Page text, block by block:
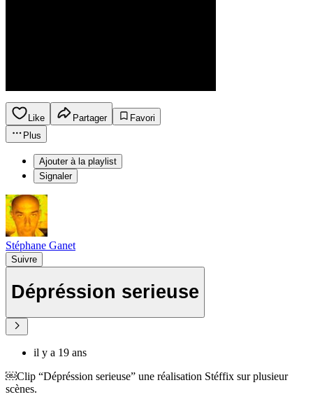
Like Partager
Favori
Plus
Ajouter à la playlist
Signaler
Stéphane Ganet
Suivre
Dépréssion serieuse
il y a 19 ans
￼Clip “Dépréssion serieuse” une réalisation Stéffix sur plusieur
scènes.